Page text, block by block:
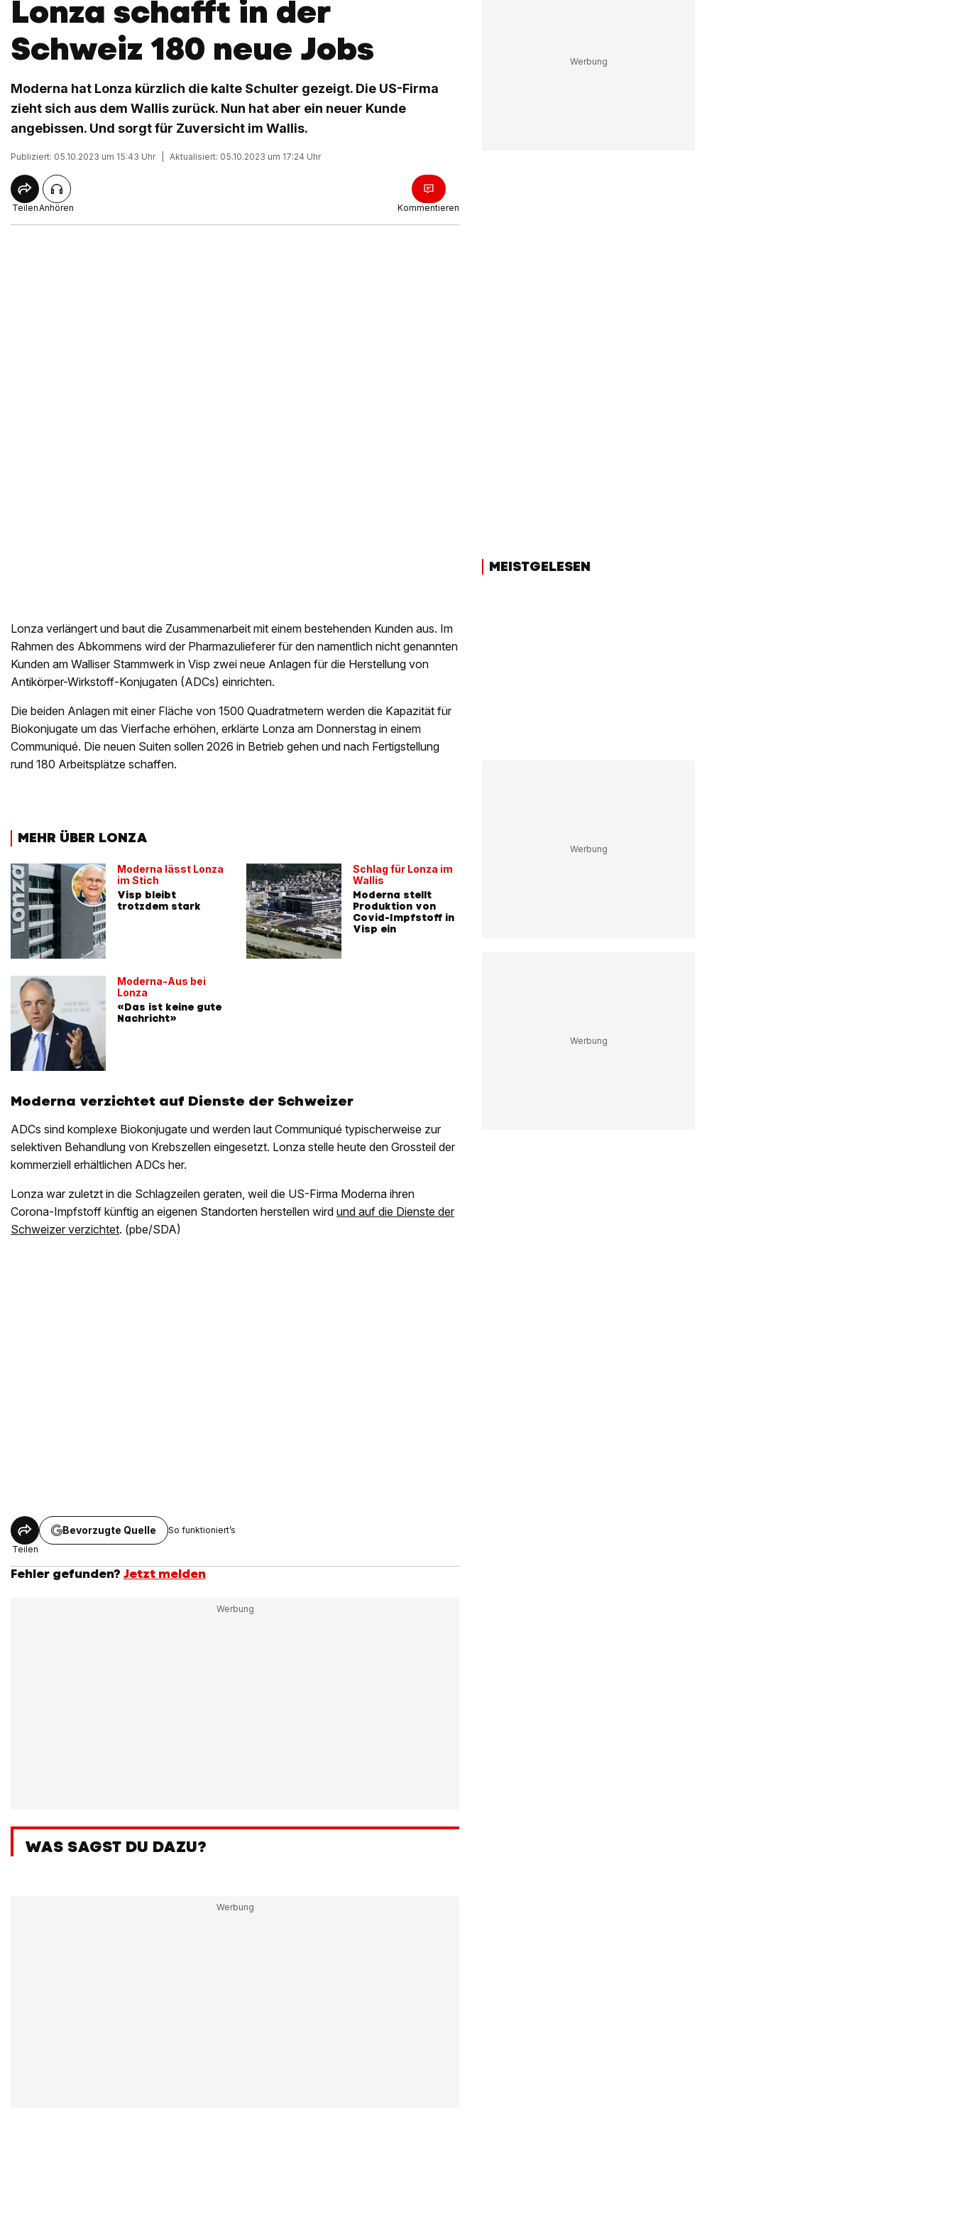
Lonza schafft in der
Schweiz 180 neue Jobs
Moderna hat Lonza kürzlich die kalte Schulter gezeigt. Die US-Firma
zieht sich aus dem Wallis zurück. Nun hat aber ein neuer Kunde
angebissen. Und sorgt für Zuversicht im Wallis.
Publiziert: 05.10.2023 um 15:43 Uhr Aktualisiert: 05.10.2023 um 17:24 Uhr
TeilenAnhören Kommentieren
Lonza verlängert und baut die Zusammenarbeit mit einem bestehenden Kunden aus. Im
Rahmen des Abkommens wird der Pharmazulieferer für den namentlich nicht genannten
Kunden am Walliser Stammwerk in Visp zwei neue Anlagen für die Herstellung von
Antikörper-Wirkstoff-Konjugaten (ADCs) einrichten.
Die beiden Anlagen mit einer Fläche von 1500 Quadratmetern werden die Kapazität für
Biokonjugate um das Vierfache erhöhen, erklärte Lonza am Donnerstag in einem
Communiqué. Die neuen Suiten sollen 2026 in Betrieb gehen und nach Fertigstellung
rund 180 Arbeitsplätze schaffen.
MEHR ÜBER LONZA
Moderna lässt Lonza
im Stich
Visp bleibt
trotzdem stark
Moderna-Aus bei
Lonza
«Das ist keine gute
Nachricht»
Schlag für Lonza im
Wallis
Moderna stellt
Produktion von
Covid-Impfstoff in
Visp ein
Moderna verzichtet auf Dienste der Schweizer
ADCs sind komplexe Biokonjugate und werden laut Communiqué typischerweise zur
selektiven Behandlung von Krebszellen eingesetzt. Lonza stelle heute den Grossteil der
kommerziell erhältlichen ADCs her.
Lonza war zuletzt in die Schlagzeilen geraten, weil die US-Firma Moderna ihren
Corona-Impfstoff künftig an eigenen Standorten herstellen wird und auf die Dienste der
Schweizer verzichtet. (pbe/SDA)
Teilen
Bevorzugte Quelle So funktioniert’s
Fehler gefunden? Jetzt melden
WAS SAGST DU DAZU?
MEISTGELESEN